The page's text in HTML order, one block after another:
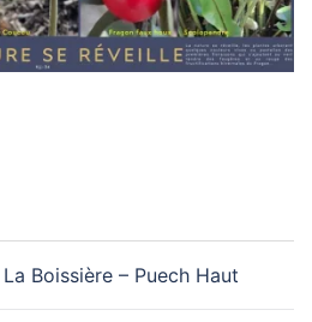
Boissière – Puech Haut